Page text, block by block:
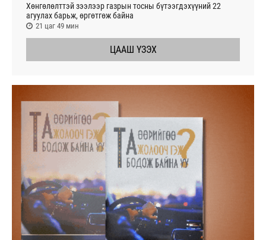
Хөнгөлөлттэй зээлээр газрын тосны бүтээгдэхүүний 22
агуулах барьж, өргөтгөж байна
21 цаг 49 мин
ЦААШ ҮЗЭХ